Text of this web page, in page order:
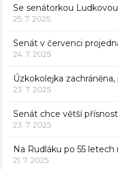
Se senátorkou
25. 7. 2025
Senát v červenci
24. 7. 2025
Úzkokolejka
23. 7. 2025
Senát chce větší
23. 7. 2025
Na Rudláku po 55
21. 7. 2025